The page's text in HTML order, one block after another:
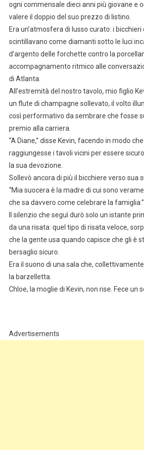
ogni commensale dieci anni più giovane e
valere il doppio del suo prezzo di listino.
Era un’atmosfera di lusso curato: i bicchieri
scintillavano come diamanti sotto le luci
d’argento delle forchette contro la
accompagnamento ritmico alle
di Atlanta.
All’estremità del nostro tavolo, mio figlio
un flute di champagne sollevato, il volto
così performativo da sembrare che fosse
premio alla carriera.
“A Diane,” disse Kevin, facendo in modo
raggiungesse i tavoli vicini per essere
la sua devozione.
Sollevò ancora di più il bicchiere verso sua
“Mia suocera è la madre di cui sono
che sa davvero come celebrare la famiglia.”
Il silenzio che seguì durò solo un istante
da una risata: quel tipo di risata veloce,
che la gente usa quando capisce che gli è
bersaglio sicuro.
Era il suono di una sala che,
la barzelletta.
Chloe, la moglie di Kevin, non rise. Fece un
Advertisements